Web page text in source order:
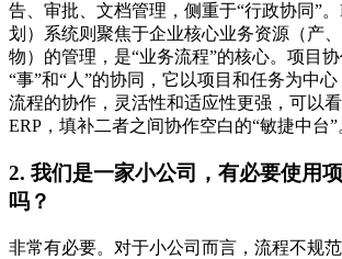
告、审批、文档管理，侧重于“行政协同”
划）系统则聚焦于企业核心业务资源（产、
物）的管理，是“业务流程”的核心。项目
“事”和“人”的协同，它以项目和任务为中
流程的协作，灵活性和适应性更强，可以
ERP，填补二者之间协作空白的“敏捷中台”
2. 我们是一家小公司，有必要使用
吗？
非常有必要。对于小公司而言，流程不规